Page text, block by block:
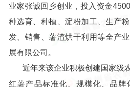
业家张诚回乡创业，投入资金
种选育、种植、淀粉加工、生产
发、销售、薯渣烘干利用等全产
展有限公司。
近年来该企业积极创建国家级
红薯产品标准化、规模化、品牌